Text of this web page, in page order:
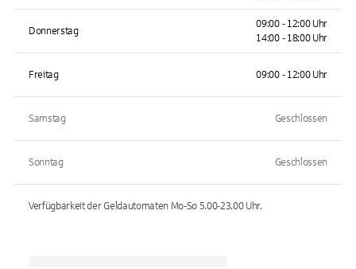
Donnerstag
09:00 - 12:00 Uhr
14:00 - 18:00 Uhr
Freitag 09:00 - 12:00 Uhr
Samstag Geschlossen
Sonntag Geschlossen
Verfügbarkeit der Geldautomaten Mo-So 5.00-23.00Uhr.